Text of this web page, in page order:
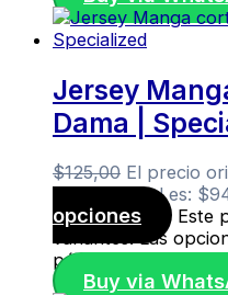
Jersey
Dama |
$125,00 El precio
precio actual es:
opciones
Este
variantes. Las
página de producto
Buy via